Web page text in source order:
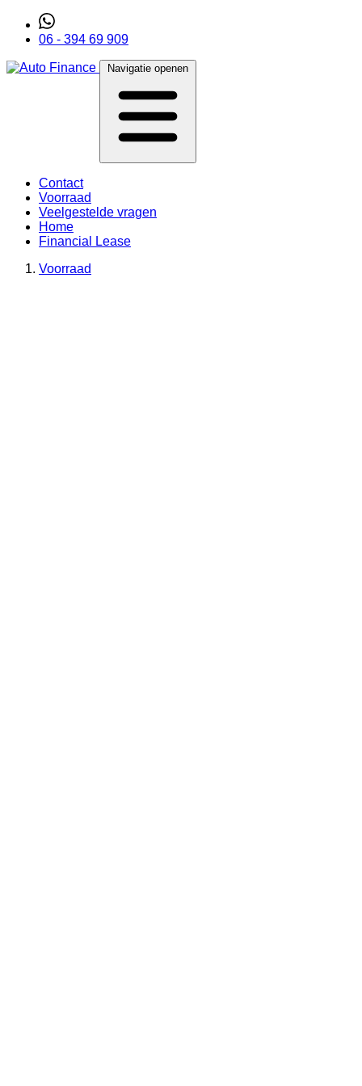
06 - 394 69 909
Navigatie openen
Contact
Voorraad
Veelgestelde vragen
Home
Financial Lease
Voorraad